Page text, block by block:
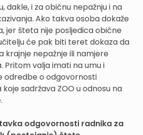
dakle, i za običnu nepažnju i na
Ako takva osoba dokaže
jer šteta nije posljedica obične
će pak biti teret dokaza da
krajnje nepažnje ili namjere
Pritom valja imati na umu i
odredbe o odgovornosti
sadržava ZOO u odnosu na
odgovornosti radnika za